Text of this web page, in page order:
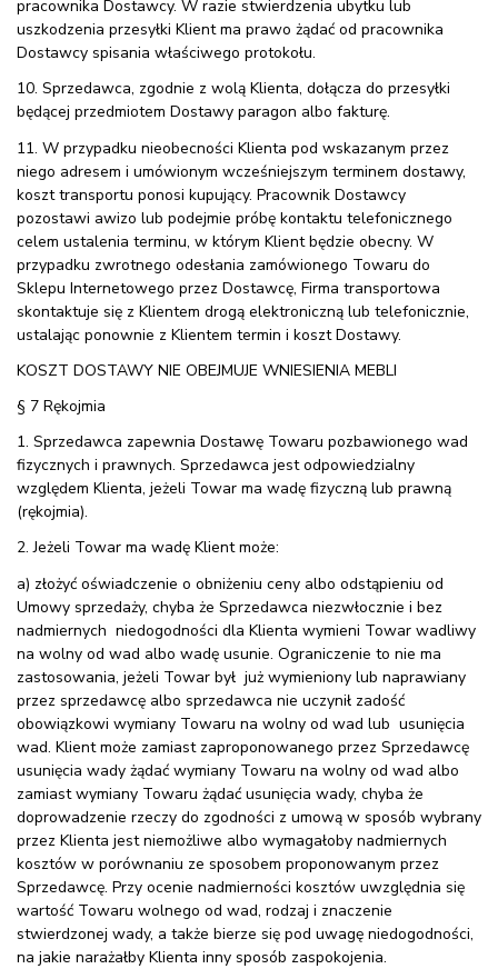
pracownika Dostawcy. W razie stwierdzenia ubytku lub
uszkodzenia przesyłki Klient ma prawo żądać od pracownika
Dostawcy spisania właściwego protokołu.
10. Sprzedawca, zgodnie z wolą Klienta, dołącza do przesyłki
będącej przedmiotem Dostawy paragon albo fakturę.
11. W przypadku nieobecności Klienta pod wskazanym przez
niego adresem i umówionym wcześniejszym terminem dostawy,
koszt transportu ponosi kupujący. Pracownik Dostawcy
pozostawi awizo lub podejmie próbę kontaktu telefonicznego
celem ustalenia terminu, w którym Klient będzie obecny. W
przypadku zwrotnego odesłania zamówionego Towaru do
Sklepu Internetowego przez Dostawcę, Firma transportowa
skontaktuje się z Klientem drogą elektroniczną lub telefonicznie,
ustalając ponownie z Klientem termin i koszt Dostawy.
KOSZT DOSTAWY NIE OBEJMUJE WNIESIENIA MEBLI
§ 7 Rękojmia
1. Sprzedawca zapewnia Dostawę Towaru pozbawionego wad
fizycznych i prawnych. Sprzedawca jest odpowiedzialny
względem Klienta, jeżeli Towar ma wadę fizyczną lub prawną
(rękojmia).
2. Jeżeli Towar ma wadę Klient może:
a) złożyć oświadczenie o obniżeniu ceny albo odstąpieniu od
Umowy sprzedaży, chyba że Sprzedawca niezwłocznie i bez
nadmiernych niedogodności dla Klienta wymieni Towar wadliwy
na wolny od wad albo wadę usunie. Ograniczenie to nie ma
zastosowania, jeżeli Towar był już wymieniony lub naprawiany
przez sprzedawcę albo sprzedawca nie uczynił zadość
obowiązkowi wymiany Towaru na wolny od wad lub usunięcia
wad. Klient może zamiast zaproponowanego przez Sprzedawcę
usunięcia wady żądać wymiany Towaru na wolny od wad albo
zamiast wymiany Towaru żądać usunięcia wady, chyba że
doprowadzenie rzeczy do zgodności z umową w sposób wybrany
przez Klienta jest niemożliwe albo wymagałoby nadmiernych
kosztów w porównaniu ze sposobem proponowanym przez
Sprzedawcę. Przy ocenie nadmierności kosztów uwzględnia się
wartość Towaru wolnego od wad, rodzaj i znaczenie
stwierdzonej wady, a także bierze się pod uwagę niedogodności,
na jakie narażałby Klienta inny sposób zaspokojenia.